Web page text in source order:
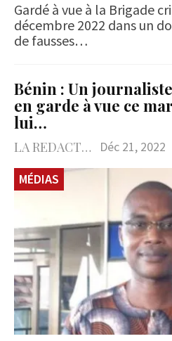
Gardé à vue à la Brigade
décembre 2022 dans un
de fausses…
Bénin : Un
en garde à vue ce
lui…
LA REDACTION Déc 21, 2022
MÉDIAS